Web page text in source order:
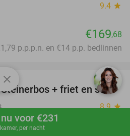
Boek nu
voor €231
per nacht
9.4 star
€169,68
p.p.p.n. en €14 p.p. bedlinnen
37%
+ friet en saus
8.9star
close